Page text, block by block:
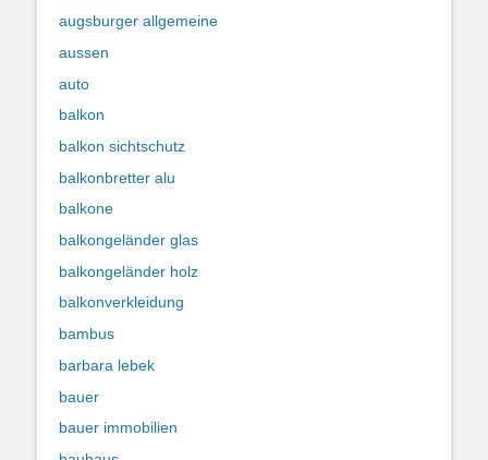
augsburger allgemeine
aussen
auto
balkon
balkon sichtschutz
balkonbretter alu
balkone
balkongeländer glas
balkongeländer holz
balkonverkleidung
bambus
barbara lebek
bauer
bauer immobilien